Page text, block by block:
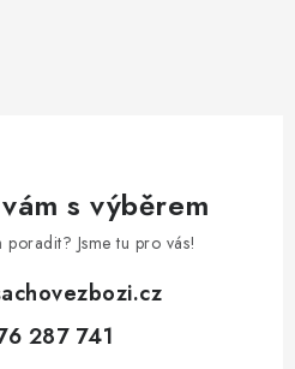
s výběrem
Jsme tu pro vás!
287 741